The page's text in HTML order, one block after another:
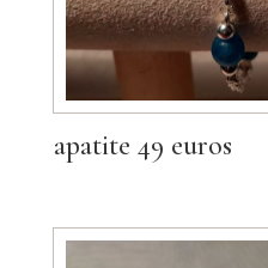
apatite 49 euros